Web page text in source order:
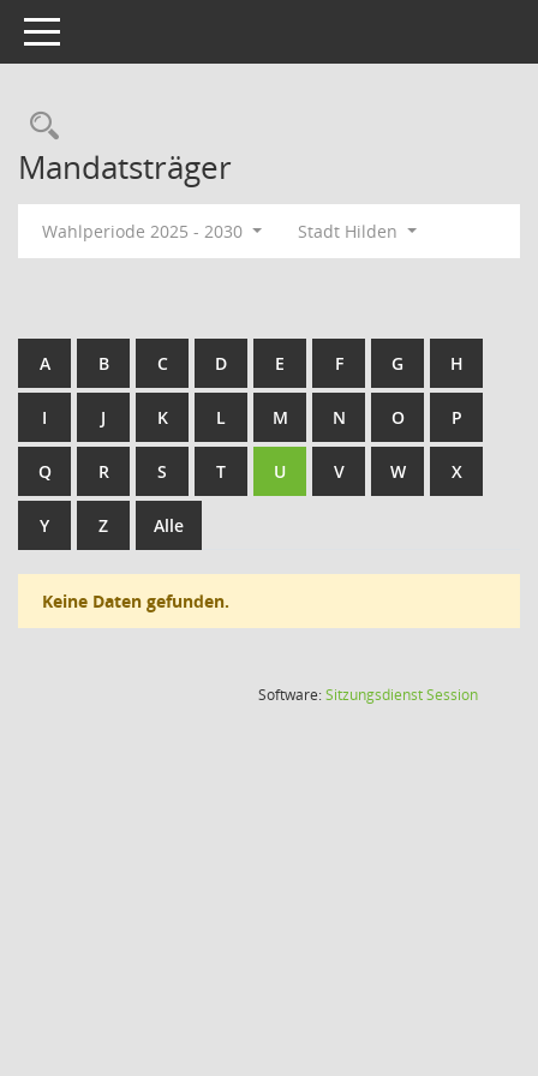
Toggle navigation
Rechercheauswahl
Mandatsträger
Wahlperiode 2025 - 2030 Stadt Hilden
A B C D E F G H
I J K L M N O P
Q R S T U V W X
Y Z Alle
Keine Daten gefunden.
Software:SitzungsdienstSession(Wird in